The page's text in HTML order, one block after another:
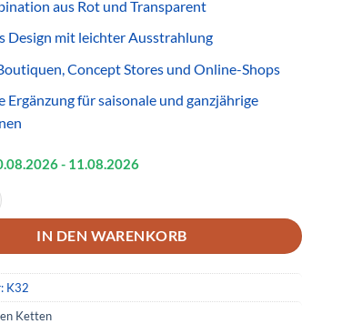
aus Rot und Transparent
Design mit leichter Ausstrahlung
Concept Stores und Online-Shops
für saisonale und ganzjährige
2026- 11.08.2026
Perlenkette Rot Transparent – Glänzender Modeschmuck für
IN DEN WARENKORB
K32
Ketten